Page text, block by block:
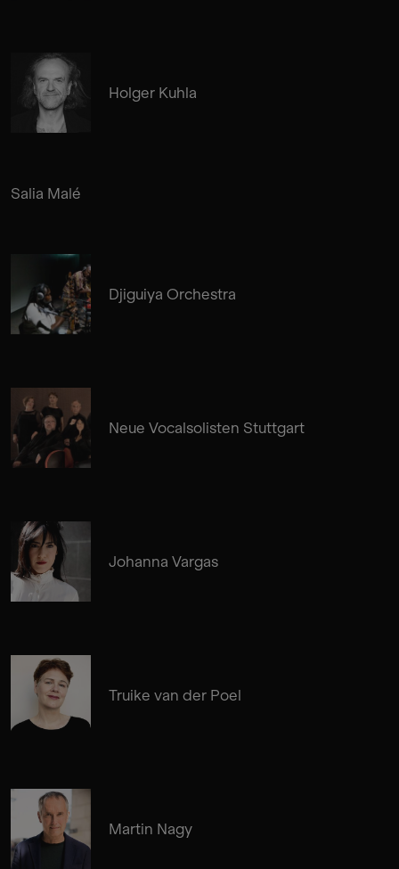
Holger Kuhla
Salia Malé
Djiguiya Orchestra
Neue Vocalsolisten Stuttgart
Johanna Vargas
Truike van der Poel
Martin Nagy